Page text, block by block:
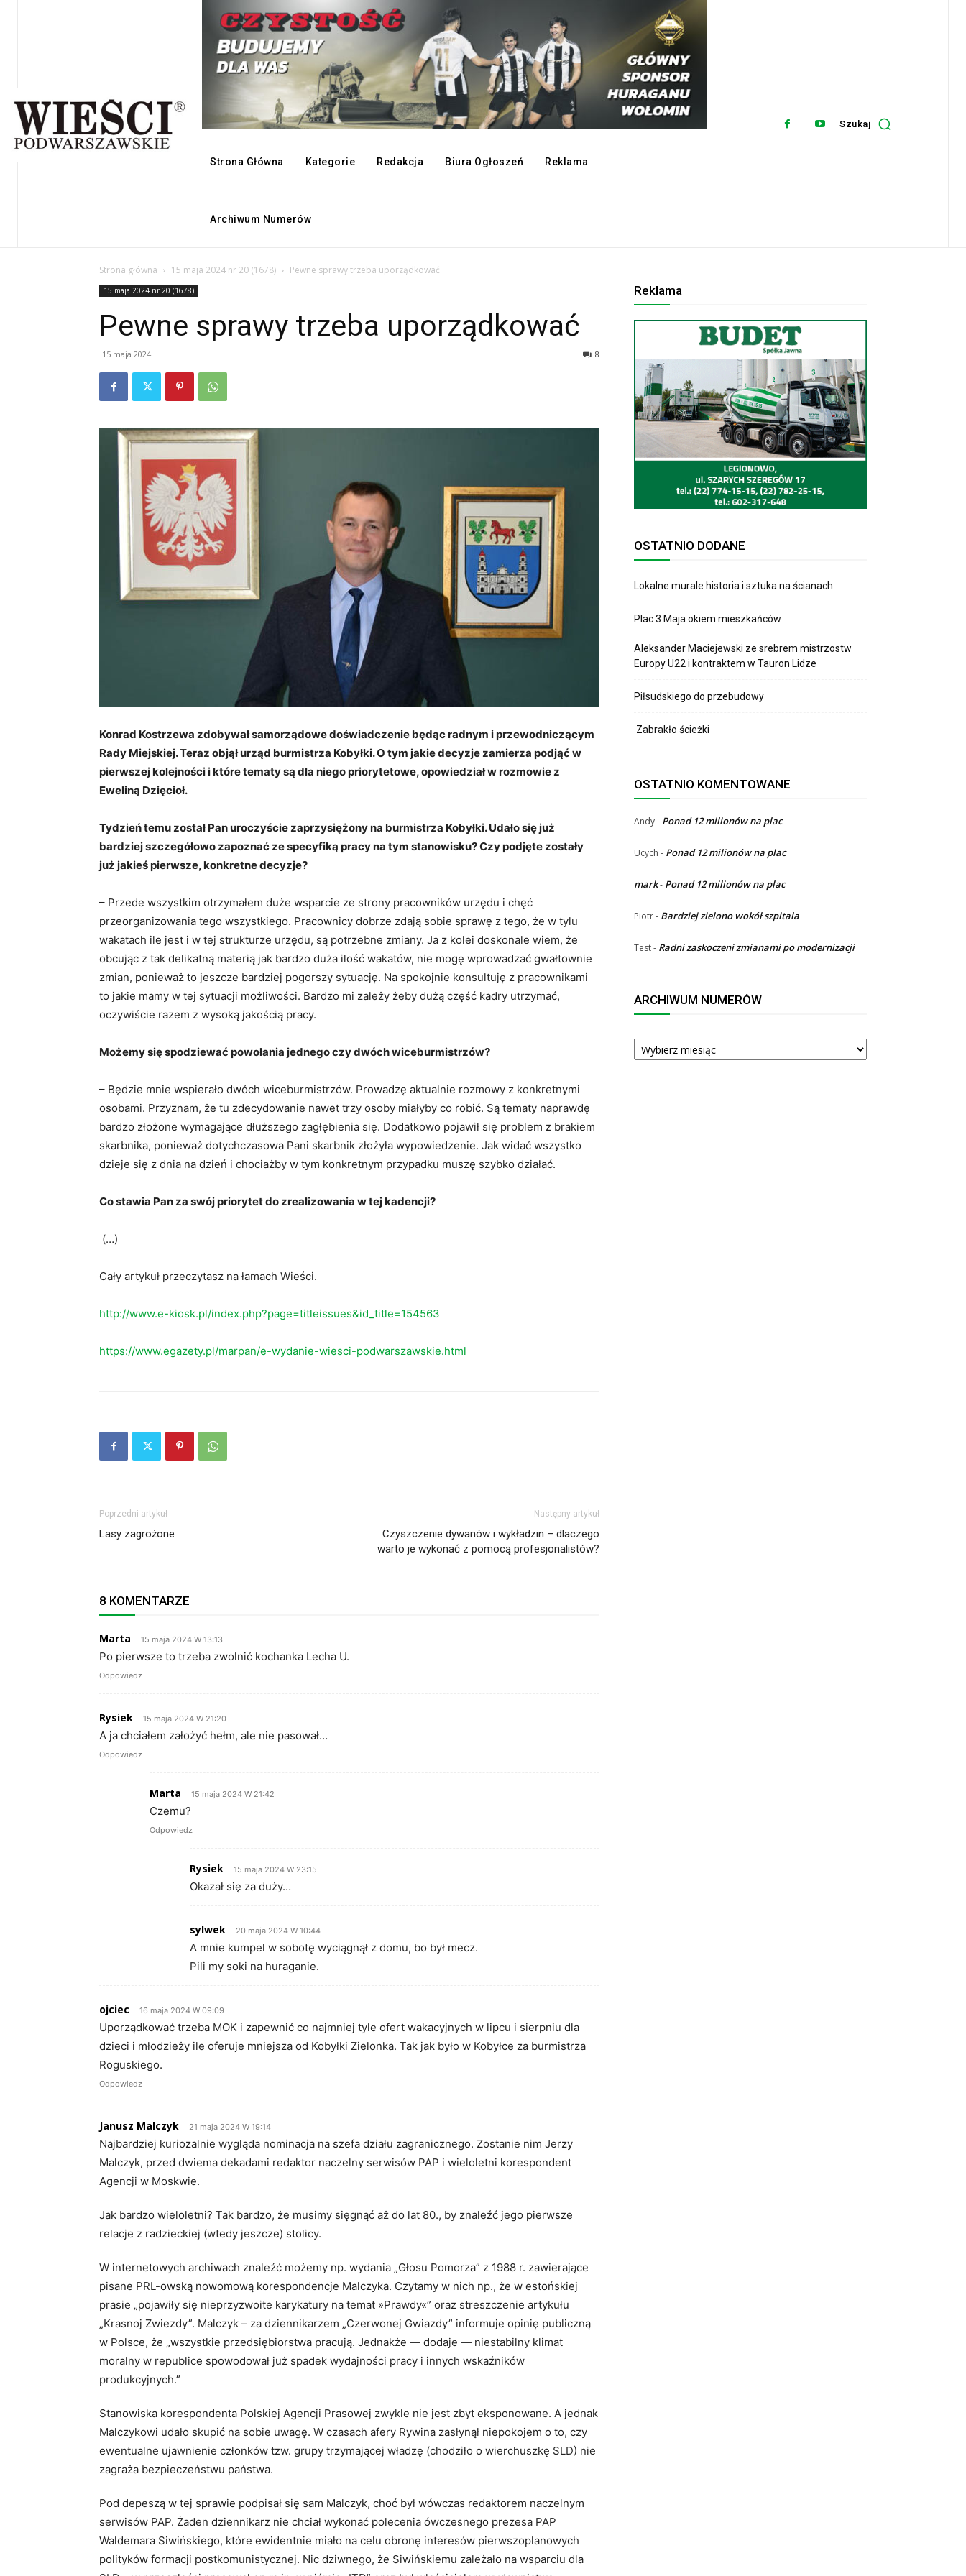
Strona Główna Kategorie Redakcja Biura Ogłoszeń Reklama
Archiwum Numerów
Szukaj
Strona główna 15 maja 2024 nr 20 (1678) Pewne sprawy trzeba uporządkować
15 maja 2024 nr 20 (1678)
Pewne sprawy trzeba uporządkować
15 maja 2024 8
Konrad Kostrzewa zdobywał samorządowe doświadczenie będąc radnym i przewodniczącym
Rady Miejskiej. Teraz objął urząd burmistrza Kobyłki. O tym jakie decyzje zamierza podjąć w
pierwszej kolejności i które tematy są dla niego priorytetowe, opowiedział w rozmowie z
Eweliną Dzięcioł.
Tydzień temu został Pan uroczyście zaprzysiężony na burmistrza Kobyłki. Udało się już
bardziej szczegółowo zapoznać ze specyfiką pracy na tym stanowisku? Czy podjęte zostały
już jakieś pierwsze, konkretne decyzje?
– Przede wszystkim otrzymałem duże wsparcie ze strony pracowników urzędu i chęć
przeorganizowania tego wszystkiego. Pracownicy dobrze zdają sobie sprawę z tego, że w tylu
wakatach ile jest i w tej strukturze urzędu, są potrzebne zmiany. Ja z kolei doskonale wiem, że
obcując z tak delikatną materią jak bardzo duża ilość wakatów, nie mogę wprowadzać gwałtownie
zmian, ponieważ to jeszcze bardziej pogorszy sytuację. Na spokojnie konsultuję z pracownikami
to jakie mamy w tej sytuacji możliwości. Bardzo mi zależy żeby dużą część kadry utrzymać,
oczywiście razem z wysoką jakością pracy.
Możemy się spodziewać powołania jednego czy dwóch wiceburmistrzów?
– Będzie mnie wspierało dwóch wiceburmistrzów. Prowadzę aktualnie rozmowy z konkretnymi
osobami. Przyznam, że tu zdecydowanie nawet trzy osoby miałyby co robić. Są tematy naprawdę
bardzo złożone wymagające dłuższego zagłębienia się. Dodatkowo pojawił się problem z brakiem
skarbnika, ponieważ dotychczasowa Pani skarbnik złożyła wypowiedzenie. Jak widać wszystko
dzieje się z dnia na dzień i chociażby w tym konkretnym przypadku muszę szybko działać.
Co stawia Pan za swój priorytet do zrealizowania w tej kadencji?
(…)
Cały artykuł przeczytasz na łamach Wieści.
http://www.e-kiosk.pl/index.php?page=titleissues&id_title=154563
https://www.egazety.pl/marpan/e-wydanie-wiesci-podwarszawskie.html
Poprzedni artykuł
Lasy zagrożone
Następny artykuł
Czyszczenie dywanów i wykładzin – dlaczego
warto je wykonać z pomocą profesjonalistów?
8 KOMENTARZE
Marta 15 maja 2024 W 13:13
Po pierwsze to trzeba zwolnić kochanka Lecha U.
Odpowiedz
Rysiek 15 maja 2024 W 21:20
A ja chciałem założyć hełm, ale nie pasował…
Odpowiedz
Marta 15 maja 2024 W 21:42
Czemu?
Odpowiedz
Rysiek 15 maja 2024 W 23:15
Okazał się za duży…
sylwek 20 maja 2024 W 10:44
A mnie kumpel w sobotę wyciągnął z domu, bo był mecz.
Pili my soki na huraganie.
ojciec 16 maja 2024 W 09:09
Uporządkować trzeba MOK i zapewnić co najmniej tyle ofert wakacyjnych w lipcu i sierpniu dla
dzieci i młodzieży ile oferuje mniejsza od Kobyłki Zielonka. Tak jak było w Kobyłce za burmistrza
Roguskiego.
Odpowiedz
Janusz Malczyk 21 maja 2024 W 19:14
Najbardziej kuriozalnie wygląda nominacja na szefa działu zagranicznego. Zostanie nim Jerzy
Malczyk, przed dwiema dekadami redaktor naczelny serwisów PAP i wieloletni korespondent
Agencji w Moskwie.
Jak bardzo wieloletni? Tak bardzo, że musimy sięgnąć aż do lat 80., by znaleźć jego pierwsze
relacje z radzieckiej (wtedy jeszcze) stolicy.
W internetowych archiwach znaleźć możemy np. wydania „Głosu Pomorza” z 1988 r. zawierające
pisane PRL-owską nowomową korespondencje Malczyka. Czytamy w nich np., że w estońskiej
prasie „pojawiły się nieprzyzwoite karykatury na temat »Prawdy«” oraz streszczenie artykułu
„Krasnoj Zwiezdy”. Malczyk – za dziennikarzem „Czerwonej Gwiazdy” informuje opinię publiczną
w Polsce, że „wszystkie przedsiębiorstwa pracują. Jednakże — dodaje — niestabilny klimat
moralny w republice spowodował już spadek wydajności pracy i innych wskaźników
produkcyjnych.”
Stanowiska korespondenta Polskiej Agencji Prasowej zwykle nie jest zbyt eksponowane. A jednak
Malczykowi udało skupić na sobie uwagę. W czasach afery Rywina zasłynął niepokojem o to, czy
ewentualne ujawnienie członków tzw. grupy trzymającej władzę (chodziło o wierchuszkę SLD) nie
zagraża bezpieczeństwu państwa.
Pod depeszą w tej sprawie podpisał się sam Malczyk, choć był wówczas redaktorem naczelnym
serwisów PAP. Żaden dziennikarz nie chciał wykonać polecenia ówczesnego prezesa PAP
Waldemara Siwińskiego, które ewidentnie miało na celu obronę interesów pierwszoplanowych
polityków formacji postkomunistycznej. Nic dziwnego, że Siwińskiemu zależało na wsparciu dla
Reklama
OSTATNIO DODANE
Lokalne murale historia i sztuka na ścianach
Plac 3 Maja okiem mieszkańców
Aleksander Maciejewski ze srebrem mistrzostw
Europy U22 i kontraktem w Tauron Lidze
Piłsudskiego do przebudowy
Zabrakło ścieżki
OSTATNIO KOMENTOWANE
Andy- Ponad 12 milionów na plac
Ucych - Ponad 12 milionów na plac
mark- Ponad 12 milionów na plac
Piotr- Bardziej zielono wokół szpitala
Test- Radni zaskoczeni zmianami po modernizacji
ARCHIWUM NUMERÓW
ARCHIWUM
NUMERÓW